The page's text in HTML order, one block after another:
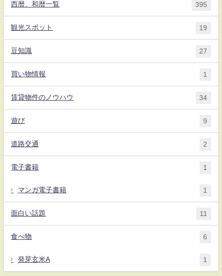
西暦、和暦一覧 395
観光スポット 19
豆知識 27
買い物情報 1
賃貸物件のノウハウ 34
遊び 9
道路交通 2
電子書籍 1
マンガ電子書籍 1
面白い話題 11
食べ物 6
発芽玄米A 1